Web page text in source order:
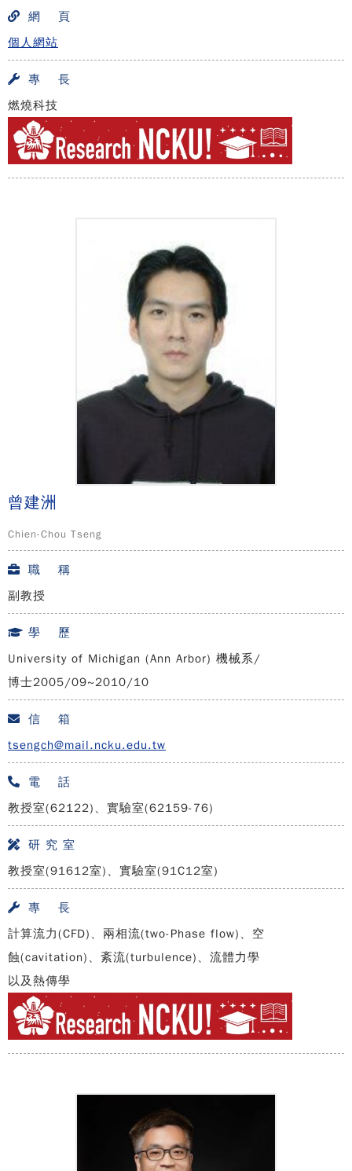
網 頁
個人網站
專 長
燃燒科技
曾建洲
Chien-Chou Tseng
職 稱
副教授
學 歷
University of Michigan (Ann Arbor) 機械系/
博士2005/09~2010/10
信 箱
tsengch@mail.ncku.edu.tw
電 話
教授室(62122)、實驗室(62159-76)
研 究 室
教授室(91612室)、實驗室(91C12室)
專 長
計算流力(CFD)、兩相流(two-Phase flow)、空
蝕(cavitation)、紊流(turbulence)、流體力學
以及熱傳學